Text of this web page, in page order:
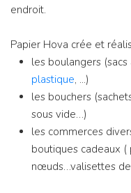
endroit.
Papier Hova crée et
les boulangers (sacs
plastique, ...)
les bouchers
sous vide…)
les commerces
boutiques cadeaux (
nœuds…valisettes